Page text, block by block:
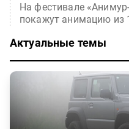
На фестивале
покажут анимацию из
Актуальные темы